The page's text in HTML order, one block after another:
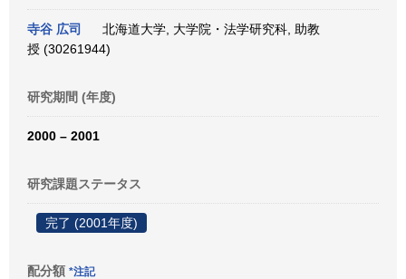
寺谷 広司
北海道大学, 大学院・法学研究科, 助教
授 (30261944)
研究期間 (年度)
2000 – 2001
研究課題ステータス
完了 (2001年度)
配分額 *注記